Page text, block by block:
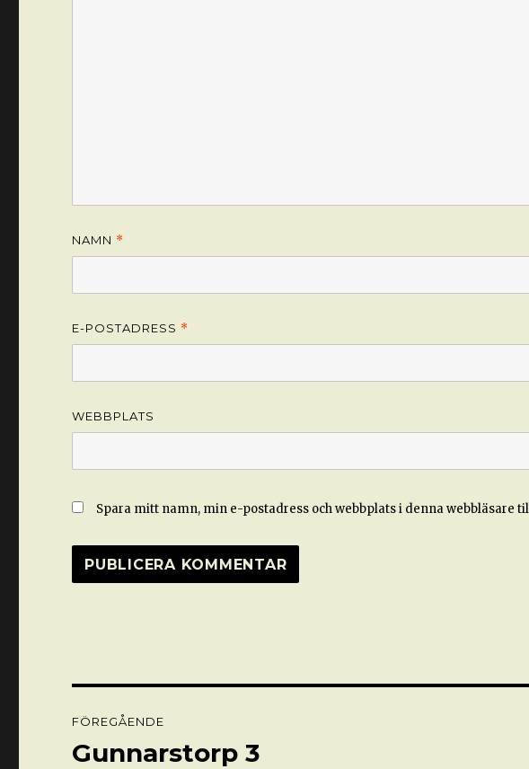
NAMN *
E-POSTADRESS *
WEBBPLATS
Spara mitt namn, min e-postadress och webbplats i denna webbläsare
FÖREGÅENDE
Föregående
Gunnarstorp 3